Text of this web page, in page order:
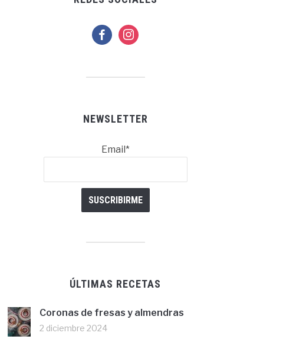
facebookinstagram
NEWSLETTER
Email*
ÚLTIMAS RECETAS
Coronas de fresas y almendras
2 diciembre 2024